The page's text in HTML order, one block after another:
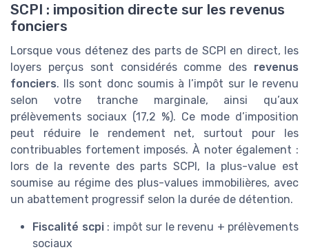
SCPI : imposition directe sur les revenus
fonciers
Lorsque vous détenez des parts de SCPI en direct, les
loyers perçus sont considérés comme des revenus
fonciers. Ils sont donc soumis à l’impôt sur le revenu
selon votre tranche marginale, ainsi qu’aux
prélèvements sociaux (17,2 %). Ce mode d’imposition
peut réduire le rendement net, surtout pour les
contribuables fortement imposés. À noter également :
lors de la revente des parts SCPI, la plus-value est
soumise au régime des plus-values immobilières, avec
un abattement progressif selon la durée de détention.
Fiscalité scpi: impôt sur le revenu + prélèvements
sociaux